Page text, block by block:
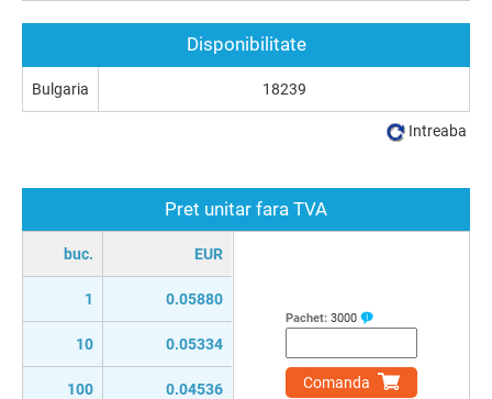
Pret unitar fara TVA
buc. EUR
1 0.05880
10 0.05334
100 0.04536
Pachet: 3000
Comanda
Disponibilitate
Bulgaria 18239
Intreaba